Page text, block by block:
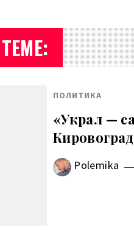
ПОЛИТИКА
«Украл —
Polemika